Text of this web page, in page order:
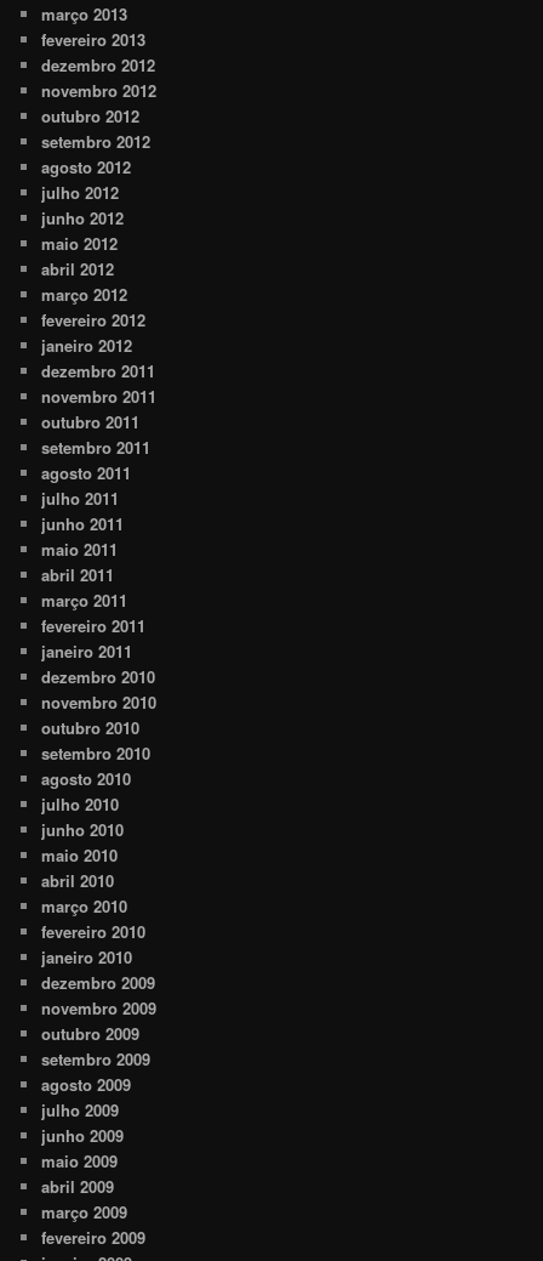
março 2013
fevereiro 2013
dezembro 2012
novembro 2012
outubro 2012
setembro 2012
agosto 2012
julho 2012
junho 2012
maio 2012
abril 2012
março 2012
fevereiro 2012
janeiro 2012
dezembro 2011
novembro 2011
outubro 2011
setembro 2011
agosto 2011
julho 2011
junho 2011
maio 2011
abril 2011
março 2011
fevereiro 2011
janeiro 2011
dezembro 2010
novembro 2010
outubro 2010
setembro 2010
agosto 2010
julho 2010
junho 2010
maio 2010
abril 2010
março 2010
fevereiro 2010
janeiro 2010
dezembro 2009
novembro 2009
outubro 2009
setembro 2009
agosto 2009
julho 2009
junho 2009
maio 2009
abril 2009
março 2009
fevereiro 2009